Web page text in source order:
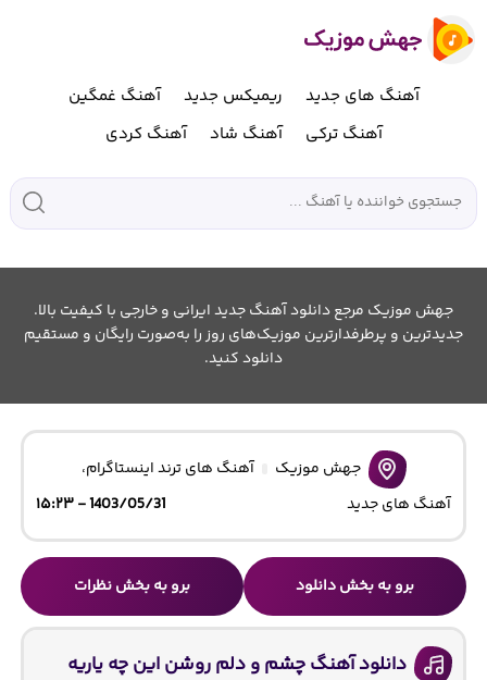
آهنگ های جدید ریمیکس جدید
آهنگ غمگین
آهنگ ترکی
آهنگ شاد آهنگ کردی
جهش موزیک مرجع دانلود آهنگ جدید ایرانی و خارجی با کیفیت بالا.
جدیدترین و پرطرفدارترین موزیک‌های روز را به‌صورت رایگان و مستقیم
دانلود کنید.
جهش موزیک آهنگ های ترند اینستاگرام،
آهنگ های جدید
1403/05/31 - ۱۵:۲۳
برو به بخش دانلود برو به بخش نظرات
دانلود آهنگ چشم و دلم روشن این چه یاریه